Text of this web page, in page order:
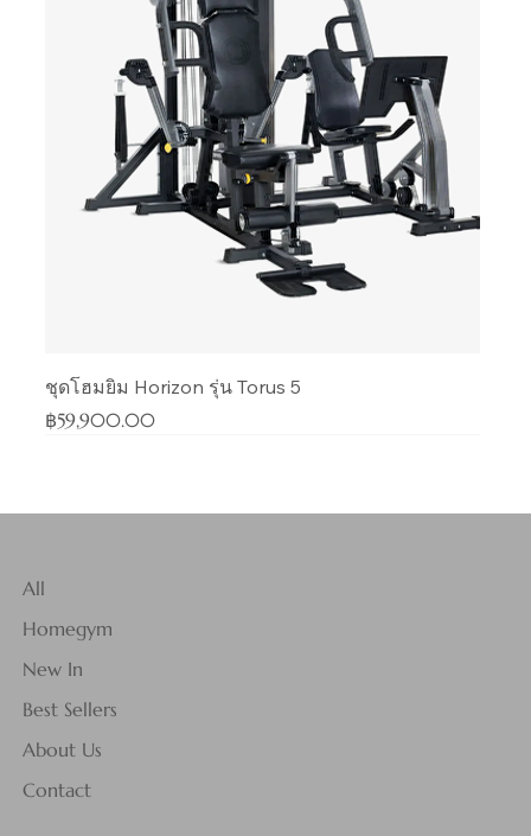
ชุดโฮมยิม Horizon รุ่น Torus 5
Price
฿59,900.00
All
Homegym
New In
Best Sellers
About Us
Contact